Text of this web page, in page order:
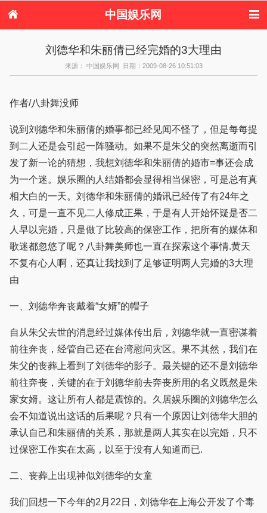
中国娱乐网
港台娱乐
日本娱乐 韩国娱乐
欧美娱乐
音乐新闻 影视新闻
内地明星八卦
刘德华和朱丽倩已经完婚的3大理由
来源： 中国娱乐网 日期：2009-08-26 10:51:03
作者/八卦舞没师
说到刘德华和朱丽倩的婚事都已经见闻不怪了，但是每每提
到二人还是会引起一阵骚动。如果不是朱父的突然离逝而引
发了新一论的猜想，我想刘德华和朱丽倩的婚市=事还会成
为一个迷。娱乐圈的人结婚都会显得相当保密，可是总有真
相大白的一天。刘德华和朱丽倩的婚讯已经传了有24年之
久，可是一直不见二人修成正果，于是有人开始怀疑是否二
人早以完婚，只是做了比较高的保密工作，把所有的媒体和
歌迷都忽悠了呢？八卦舞美师也一直在探索这个事情.黄天
不复有心人啊，还真让我找到了足够证明两人完婚的3大理
由
一、刘德华奔丧戴着“女婿”的帽子
自从朱父去世的消息经过媒体传出后，刘德华就一直密谋着
前往奔丧，经管自己还在台湾慰问灾区。果不其然，我们在
朱父的丧葬上看到了刘德华的影子。最关键的还不是刘德华
前往奔丧，关键的在于刘德华前去奔丧所用的名义既然是朱
家女婿。这让所有人都是震惊的。久居娱乐圈的刘德华怎么
会不知道说出这话的后果呢？只有一个原因让刘德华大胆的
承认自己和朱丽倩的关系，那就是两人其实在以完婚，只不
过保密工作实在太高，以至于没有人知道而已.
二、丧葬上出现神似刘德华的女童
我们回想一下今年的2月22日，刘德华在上海公开发了个毒